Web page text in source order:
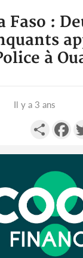
Faso :
à
Il y a 3 ans